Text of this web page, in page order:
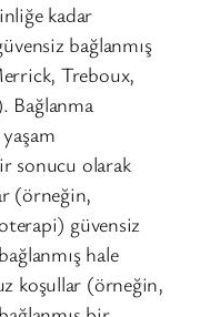
kadar
bağlanmış
Treboux,
Bağlanma
sonucu olarak
(örneğin,
güvensiz
hale
koşullar (örneğin,